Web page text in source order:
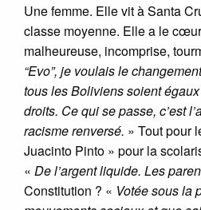
Une femme. Elle vit à Santa
classe moyenne. Elle a le
malheureuse, incomprise,
“Evo”, je voulais le
tous les Boliviens soient
droits. Ce qui se passe, c’est
racisme renversé. » Tout pour
Juacinto Pinto » pour la
« De l’argent liquide. Les
Constitution ? « Votée sous la